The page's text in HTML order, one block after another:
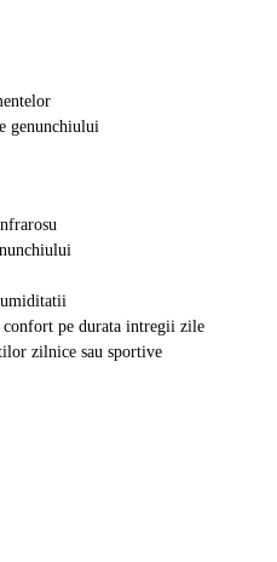
genunchiului
pe durata intregii zile
zilnice sau sportive